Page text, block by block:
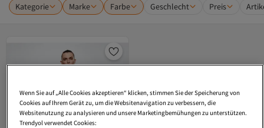
Kategorie Marke Farbe Geschlecht Preis
Wenn Sie auf „Alle Cookies akzeptieren“ klicken, stimmen Sie der Speicherung von
Cookies auf Ihrem Gerät zu, um die Websitenavigation zu verbessern, die
Websitenutzung zu analysieren und unsere Marketingbemühungen zu unterstützen.
Trendyol verwendet Cookies: